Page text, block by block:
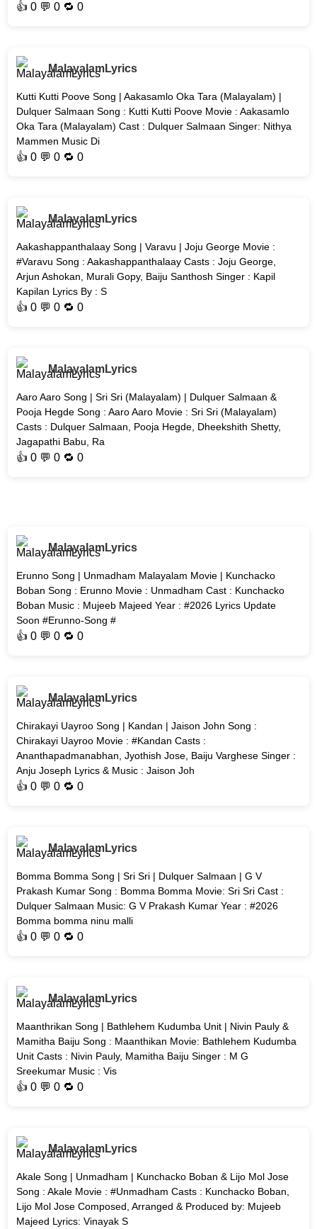
👍0 💬 0 🔁0
MalayalamLyrics
Kutti Kutti Poove Song | Aakasamlo Oka Tara (Malayalam) |
Dulquer Salmaan Song : Kutti Kutti Poove Movie : Aakasamlo
Oka Tara (Malayalam) Cast : Dulquer Salmaan Singer: Nithya
Mammen Music Di
👍0 💬 0 🔁0
MalayalamLyrics
Aakashappanthalaay Song | Varavu | Joju George Movie :
#Varavu Song : Aakashappanthalaay Casts : Joju George,
Arjun Ashokan, Murali Gopy, Baiju Santhosh Singer : Kapil
Kapilan Lyrics By : S
👍0 💬 0 🔁0
MalayalamLyrics
Aaro Aaro Song | Sri Sri (Malayalam) | Dulquer Salmaan &
Pooja Hegde Song : Aaro Aaro Movie : Sri Sri (Malayalam)
Casts : Dulquer Salmaan, Pooja Hegde, Dheekshith Shetty,
Jagapathi Babu, Ra
👍0 💬 0 🔁0
MalayalamLyrics
Erunno Song | Unmadham Malayalam Movie | Kunchacko
Boban Song : Erunno Movie : Unmadham Cast : Kunchacko
Boban Music : Mujeeb Majeed Year : #2026 Lyrics Update
Soon #Erunno-Song #
👍0 💬 0 🔁0
MalayalamLyrics
Chirakayi Uayroo Song | Kandan | Jaison John Song :
Chirakayi Uayroo Movie : #Kandan Casts :
Ananthapadmanabhan, Jyothish Jose, Baiju Varghese Singer :
Anju Joseph Lyrics & Music : Jaison Joh
👍0 💬 0 🔁0
MalayalamLyrics
Bomma Bomma Song | Sri Sri | Dulquer Salmaan | G V
Prakash Kumar Song : Bomma Bomma Movie: Sri Sri Cast :
Dulquer Salmaan Music: G V Prakash Kumar Year : #2026
Bomma bomma ninu malli
👍0 💬 0 🔁0
MalayalamLyrics
Maanthrikan Song | Bathlehem Kudumba Unit | Nivin Pauly &
Mamitha Baiju Song : Maanthikan Movie: Bathlehem Kudumba
Unit Casts : Nivin Pauly, Mamitha Baiju Singer : M G
Sreekumar Music : Vis
👍0 💬 0 🔁0
MalayalamLyrics
Akale Song | Unmadham | Kunchacko Boban & Lijo Mol Jose
Song : Akale Movie : #Unmadham Casts : Kunchacko Boban,
Lijo Mol Jose Composed, Arranged & Produced by: Mujeeb
Majeed Lyrics: Vinayak S